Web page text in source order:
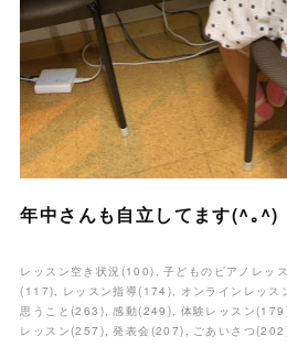
年中さんも自立してます(^｡^)
レッスン空き状況(100) 子どものピアノレッ
( 117) レッスン指導( 174 ) オンラインレッス
思うこと (263 ) 感動(249 ) 体験レッスン(179
レッスン(257 ) 発表会(207) ごあいさつ(202